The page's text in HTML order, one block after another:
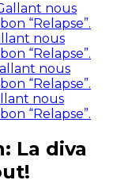
nous
“Relapse”.
nous
“Relapse”.
nous
“Relapse”.
nous
“Relapse”.
La diva